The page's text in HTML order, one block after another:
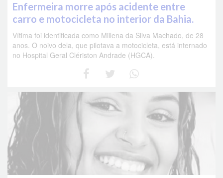
Enfermeira morre após acidente entre
carro e motocicleta no interior da Bahia.
Vítima foi identificada como Millena da Silva Machado, de 28
anos. O noivo dela, que pilotava a motocicleta, está internado
no Hospital Geral Clériston Andrade (HGCA).